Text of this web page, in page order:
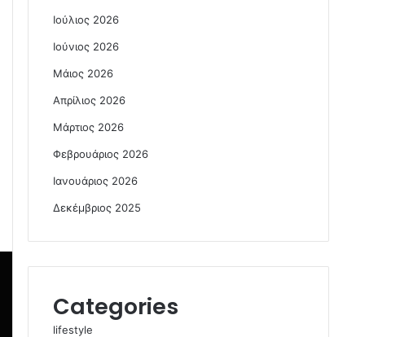
Ιούλιος 2026
Ιούνιος 2026
Μάιος 2026
Απρίλιος 2026
Μάρτιος 2026
Φεβρουάριος 2026
Ιανουάριος 2026
Δεκέμβριος 2025
Categories
lifestyle